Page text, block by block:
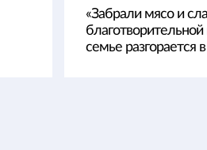
«Забрали мясо и
семье разгорается